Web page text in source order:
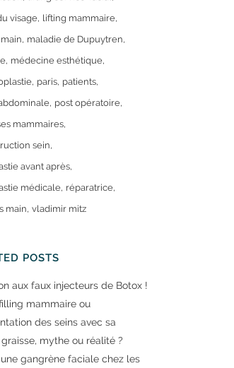
visage lifting mammaire
main maladie de Dupuytren
médecine esthétique
paris patients
post opératoire
mammaires
sein
avant après
médicale réparatrice
main vladimir mitz
POSTS
aux faux injecteurs de Botox !
mammaire ou
des seins avec sa
mythe ou réalité ?
gangrène faciale chez les